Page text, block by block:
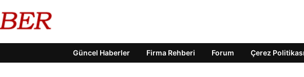
Güncel Haberler Firma Rehberi Forum Çerez Politikası